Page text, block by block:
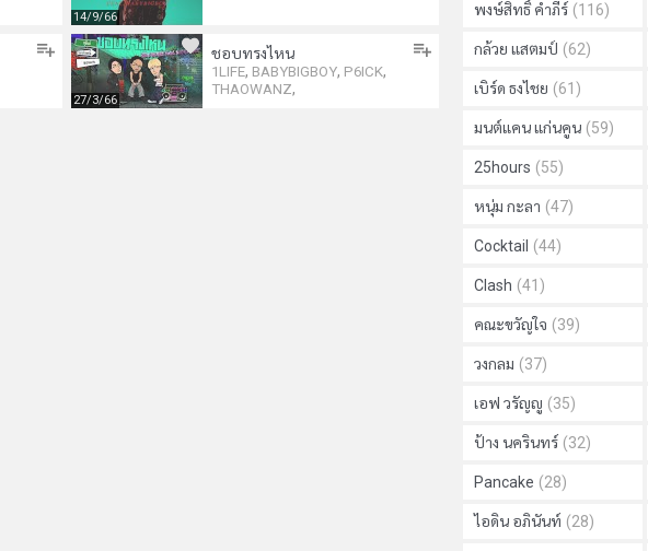
14/9/66
ชอบทรงไหน
1LIFE, BABYBIGBOY, P6ICK,
THAOWANZ,
27/3/66
พงษ์สิทธิ์ คำภีร์ (116)
กล้วย แสตมป์ (62)
เบิร์ด ธงไชย (61)
มนต์แคน แก่นคูน (59)
25hours (55)
หนุ่ม กะลา (47)
Cocktail (44)
Clash (41)
คณะขวัญใจ (39)
วงกลม (37)
เอฟ วรัญญู (35)
ป้าง นครินทร์ (32)
Pancake (28)
ไอดิน อภินันท์ (28)